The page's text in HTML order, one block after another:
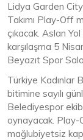
Lidya Garden
Takımı Play-Off
çıkacak. Aslan
karşılaşma 5
Beyazıt Spor
Türkiye Kadınlar
bitimine sayılı
Belediyespor
oynayacak. Play-
mağlubiyetsiz